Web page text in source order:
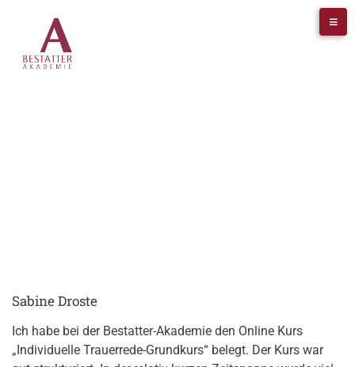
Sabine Droste
Ich habe bei der Bestatter-Akademie den Online Kurs
„Individuelle Trauerrede-Grundkurs“ belegt. Der Kurs war